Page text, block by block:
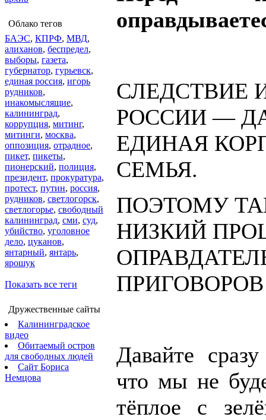
Облако тегов
БАЭС, КПРФ, МВД,
алиханов, беспредел,
выборы, газета,
губернатор, гурьевск,
единая россия, игорь
рудников,
инакомыслящие,
калининград,
коррупция, митинг,
митинги, москва,
оппозиция, отрадное,
пикет, пикеты,
пионерский, полиция,
президент, прокуратура,
протест, путин, россия,
рудников, светлогорск,
светлогорье, свободный
калининград, сми, суд,
убийство, уголовное
дело, цуканов,
янтарный, янтарь,
ярошук
Показать все теги
Дружественные сайты
Калининградское
видео
Обитаемый остров
для свободных людей
Сайт Бориса
Немцова
СЛЕДСТВИЕ
РОССИИ —
ЕДИНАЯ
СЕМЬЯ.
ПОЭТОМУ
НИЗКИЙ
ПРИГОВОРОВ
Давайте
что мы не
тёплое с